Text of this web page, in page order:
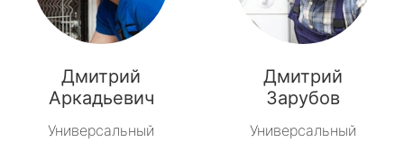
Дмитрий
Аркадьевич
Универсальный
Дмитрий
Зарубов
Универсальный